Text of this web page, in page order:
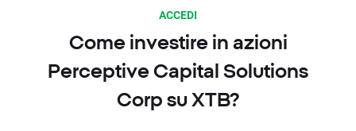
ACCEDI
Come investire in azioni
Perceptive Capital Solutions
Corp su XTB?